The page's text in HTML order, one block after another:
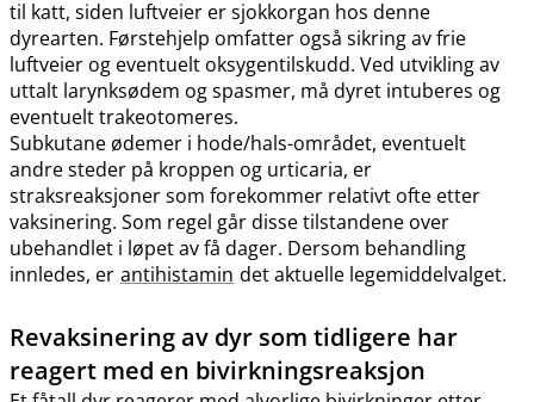
til katt, siden luftveier er sjokkorgan hos denne
dyrearten. Førstehjelp omfatter også sikring av frie
luftveier og eventuelt oksygentilskudd. Ved utvikling av
uttalt larynksødem og spasmer, må dyret intuberes og
eventuelt trakeotomeres.
Subkutane ødemer i hode​/​hals-området, eventuelt
andre steder på kroppen og urticaria, er
straksreaksjoner som forekommer relativt ofte etter
vaksinering. Som regel går disse tilstandene over
ubehandlet i løpet av få dager. Dersom behandling
innledes, er antihistamin det aktuelle legemiddelvalget.
Revaksinering av dyr som tidligere har
reagert med en bivirkningsreaksjon